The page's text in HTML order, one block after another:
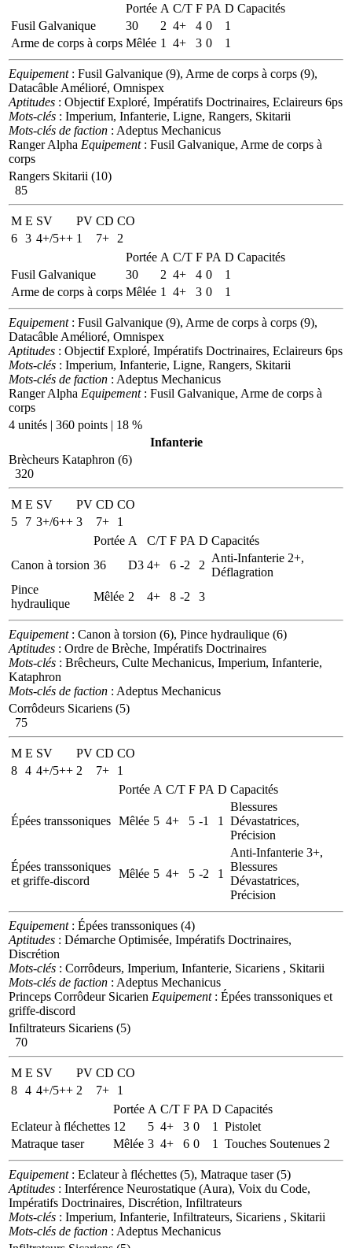
Portée A C/T F PA D Capacités
Fusil Galvanique
30 2 4+ 4 0
1
Arme de corps à corps Mêlée 1 4+ 3 0 1
Equipement: Fusil Galvanique (9), Arme de corps à corps (9),
Datacâble Amélioré, Omnispex
Aptitudes : Objectif Exploré, Impératifs Doctrinaires, Eclaireurs 6ps
Mots-clés : Imperium, Infanterie, Ligne, Rangers, Skitarii
Mots-clés de faction : Adeptus Mechanicus
Ranger Alpha Equipement: Fusil Galvanique, Arme de corps à
corps
Rangers Skitarii (10)
85
M E SV PV CD CO
6 3 4+/5++ 1 7+
2
Portée A C/T F PA D Capacités
Fusil Galvanique
30 2 4+ 4 0
1
Arme de corps à corps Mêlée 1 4+ 3 0 1
Equipement: Fusil Galvanique (9), Arme de corps à corps (9),
Datacâble Amélioré, Omnispex
Aptitudes : Objectif Exploré, Impératifs Doctrinaires, Eclaireurs 6ps
Mots-clés : Imperium, Infanterie, Ligne, Rangers, Skitarii
Mots-clés de faction : Adeptus Mechanicus
Ranger Alpha Equipement: Fusil Galvanique, Arme de corps à
corps
4 unités | 360 points | 18 %
Infanterie
Brècheurs Kataphron (6)
320
M E SV PV CD CO
5
7 3+/6++ 3 7+
1
Portée A C/T F PA D Capacités
Canon à torsion 36 D3 4+ 6 -2 2
Anti-Infanterie 2+,
Déflagration
Pince
hydraulique
Mêlée 2 4+ 8 -2 3
Equipement: Canon à torsion (6), Pince hydraulique (6)
Aptitudes : Ordre de Brèche, Impératifs Doctrinaires
Mots-clés : Brêcheurs, Culte Mechanicus, Imperium, Infanterie,
Kataphron
Mots-clés de faction : Adeptus Mechanicus
Corrôdeurs Sicariens (5)
75
M E SV PV CD CO
8 4 4+/5++ 2 7+
1
Portée A C/T F PA D Capacités
Épées transsoniques Mêlée 5 4+ 5 -1 1
Blessures
Dévastatrices,
Précision
Épées transsoniques
et griffe-discord
Mêlée 5 4+ 5 -2 1
Anti-Infanterie 3+,
Blessures
Dévastatrices,
Précision
Equipement: Épées transsoniques (4)
Aptitudes : Démarche Optimisée, Impératifs Doctrinaires,
Discrétion
Mots-clés : Corrôdeurs, Imperium, Infanterie, Sicariens , Skitarii
Mots-clés de faction : Adeptus Mechanicus
Princeps Corrôdeur Sicarien Equipement: Épées transsoniques et
griffe-discord
Infiltrateurs Sicariens (5)
70
M E SV PV CD CO
8 4 4+/5++ 2 7+
1
Portée A C/T F PA D Capacités
Eclateur à fléchettes 12 5 4+ 3 0 1
Pistolet
Matraque taser
Mêlée 3 4+ 6 0 1 Touches Soutenues 2
Equipement: Eclateur à fléchettes (5), Matraque taser (5)
Aptitudes : Interférence Neurostatique (Aura), Voix du Code,
Impératifs Doctrinaires, Discrétion, Infiltrateurs
Mots-clés : Imperium, Infanterie, Infiltrateurs, Sicariens , Skitarii
Mots-clés de faction : Adeptus Mechanicus